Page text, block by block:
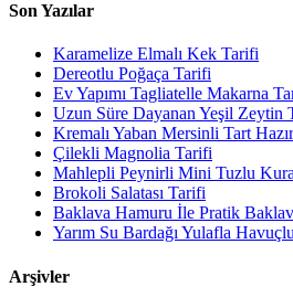
Son Yazılar
Karamelize Elmalı Kek Tarifi
Dereotlu Poğaça Tarifi
Ev Yapımı Tagliatelle Makarna
Uzun Süre Dayanan Yeşil Zeytin
Kremalı Yaban Mersinli Tart
Çilekli Magnolia Tarifi
Mahlepli Peynirli Mini Tuzlu
Brokoli Salatası Tarifi
Baklava Hamuru İle Pratik
Yarım Su Bardağı Yulafla
Arşivler